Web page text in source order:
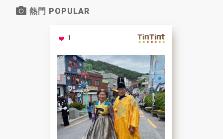
熱門 POPULAR
1